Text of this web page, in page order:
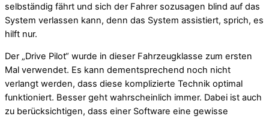
selbständig fährt und sich der Fahrer sozusagen blind auf das
System verlassen kann, denn das System assistiert, sprich, es
hilft nur.
Der „Drive Pilot“ wurde in dieser Fahrzeugklasse zum ersten
Mal verwendet. Es kann dementsprechend noch nicht
verlangt werden, dass diese komplizierte Technik optimal
funktioniert. Besser geht wahrscheinlich immer. Dabei ist auch
zu berücksichtigen, dass einer Software eine gewisse